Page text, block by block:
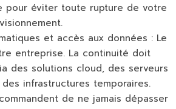
pour éviter toute rupture de votre
et accès aux données : Le
entreprise. La continuité doit
des solutions cloud, des serveurs
infrastructures temporaires.
de ne jamais dépasser